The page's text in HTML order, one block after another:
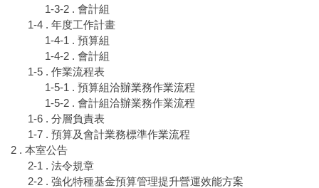
1-3-2 . 會計組
1-4 . 年度工作計畫
1-4-1 . 預算組
1-4-2 . 會計組
1-5 . 作業流程表
1-5-1 . 預算組洽辦業務作業流程
1-5-2 . 會計組洽辦業務作業流程
1-6 . 分層負責表
1-7 . 預算及會計業務標準作業流程
2 . 本室公告
2-1 . 法令規章
2-2 . 強化特種基金預算管理提升營運效能方案